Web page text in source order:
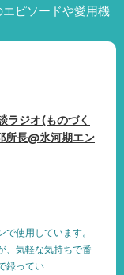
ピソードや愛用機
ラジオ(ものづく
所長@氷河期エン
使用しています。
、気軽な気持ちで番
録ってい...